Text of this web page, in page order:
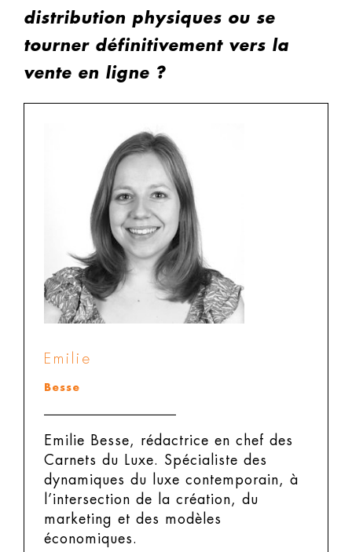
distribution physiques ou se
tourner définitivement vers la
vente en ligne ?
Emilie
Besse
Emilie Besse, rédactrice en chef des
Carnets du Luxe.
Spécialiste des
dynamiques du luxe contemporain, à
l’intersection de la création, du
marketing et des modèles
économiques.